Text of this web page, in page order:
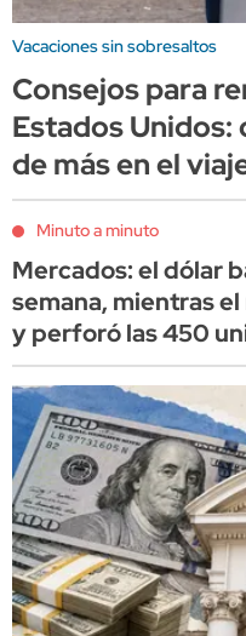
Vacaciones sin sobresaltos
Consejos para
Estados Unidos:
de más en el
Minuto a minuto
Mercados: el dólar
semana, mientras
y perforó las 450